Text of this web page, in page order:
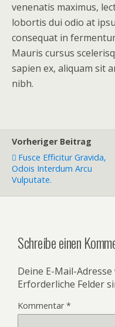
venenatis maximus,
lobortis dui odio at
consequat in
Mauris cursus
sapien ex, aliquam sit
nibh.
Vorheriger Beitrag
Fusce Efficitur Gravida,
Odois Interdum Arcu
Vulputate.
Schreibe einen
Deine E-Mail-
Erforderliche Felder
Kommentar*